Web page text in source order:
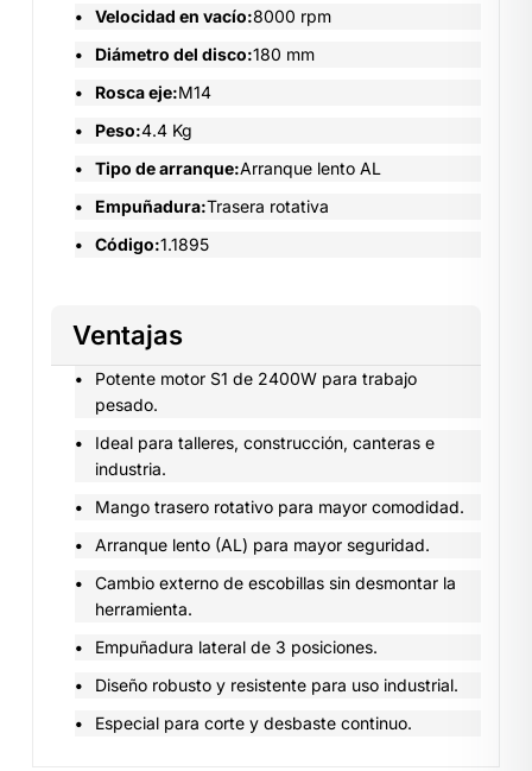
Velocidad en vacío:8000 rpm
Diámetro del disco:180 mm
Rosca eje:M14
Peso:4.4 Kg
Tipo de arranque:Arranque lento AL
Empuñadura:Trasera rotativa
Código:1.1895
Ventajas
Potente motor S1 de 2400W para trabajo
pesado.
Ideal para talleres, construcción, canteras e
industria.
Mango trasero rotativo para mayor comodidad.
Arranque lento (AL) para mayor seguridad.
Cambio externo de escobillas sin desmontar la
herramienta.
Empuñadura lateral de 3 posiciones.
Diseño robusto y resistente para uso industrial.
Especial para corte y desbaste continuo.